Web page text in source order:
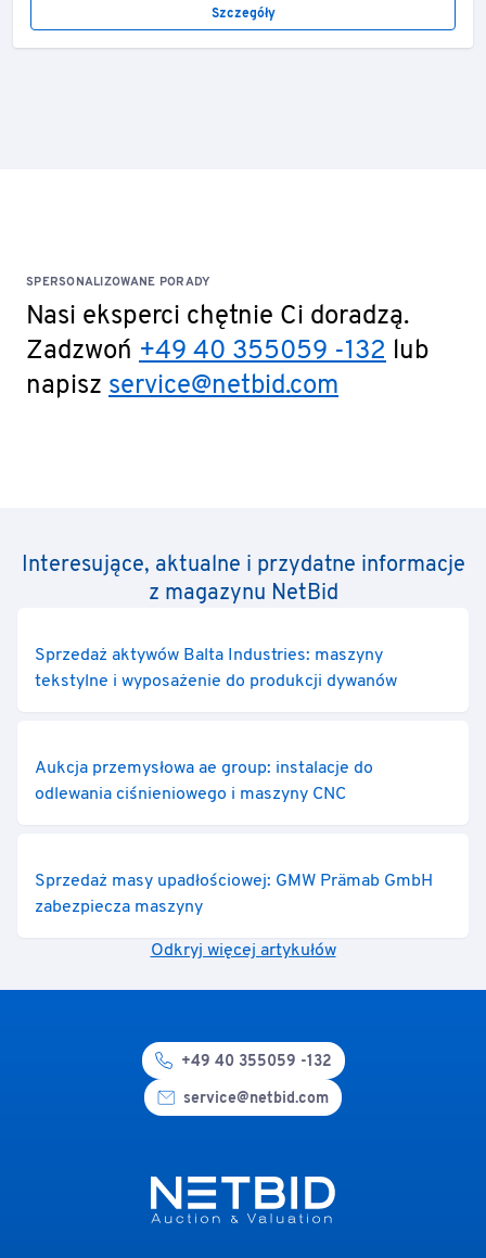
Szczegóły
SPERSONALIZOWANE PORADY
Nasi eksperci chętnie Ci doradzą.
Zadzwoń +49 40 355059 -132 lub
napisz service@netbid.com
Interesujące, aktualne i przydatne informacje
z magazynu NetBid
Sprzedaż aktywów Balta Industries: maszyny
tekstylne i wyposażenie do produkcji dywanów
Aukcja przemysłowa ae group: instalacje do
odlewania ciśnieniowego i maszyny CNC
Sprzedaż masy upadłościowej: GMW Prämab GmbH
zabezpiecza maszyny
Odkryj więcej artykułów
+49 40 355059 -132
service@netbid.com